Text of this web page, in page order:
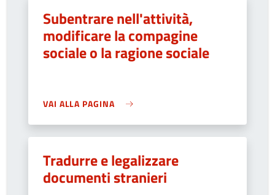
Subentrare nell'attività,
modificare la compagine
sociale o la ragione sociale
VAI ALLA PAGINA
Tradurre e legalizzare
documenti stranieri